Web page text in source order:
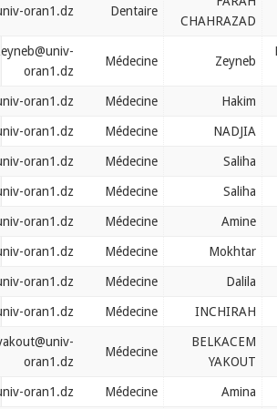
belmabrouk.farah@univ-oran1.dz
Médecine
belmessabih.zeyneb@univ-
Médecine
belmiloud.hakim@univ-oran1.dz
Médecine
benabadj.nadjia@univ-oran1.dz
Médecine
benabdi.saliha@univ-oran1.dz
Médecine
benaboura.saliha@univ-oran1.dz
Médecine
benali.amine@univ-oran1.dz
Médecine
benalia.mokhtar@univ-oran1.dz
Médecine
benaliammar.dalila@univ-oran1.dz
Médecine
benallal.inchirah@univ-oran1.dz
benameurbelkacem.yakout@univ-
Médecine
benammar.amina@univ-oran1.dz